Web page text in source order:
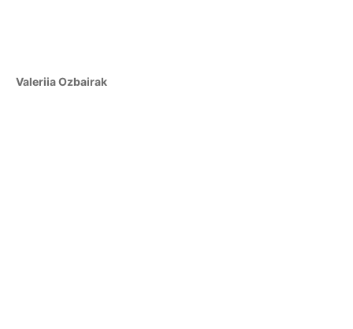
Valeriia Ozbairak